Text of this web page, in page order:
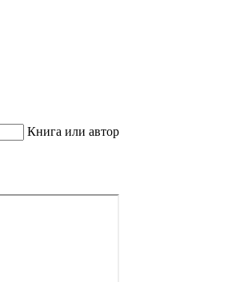
Книга или автор